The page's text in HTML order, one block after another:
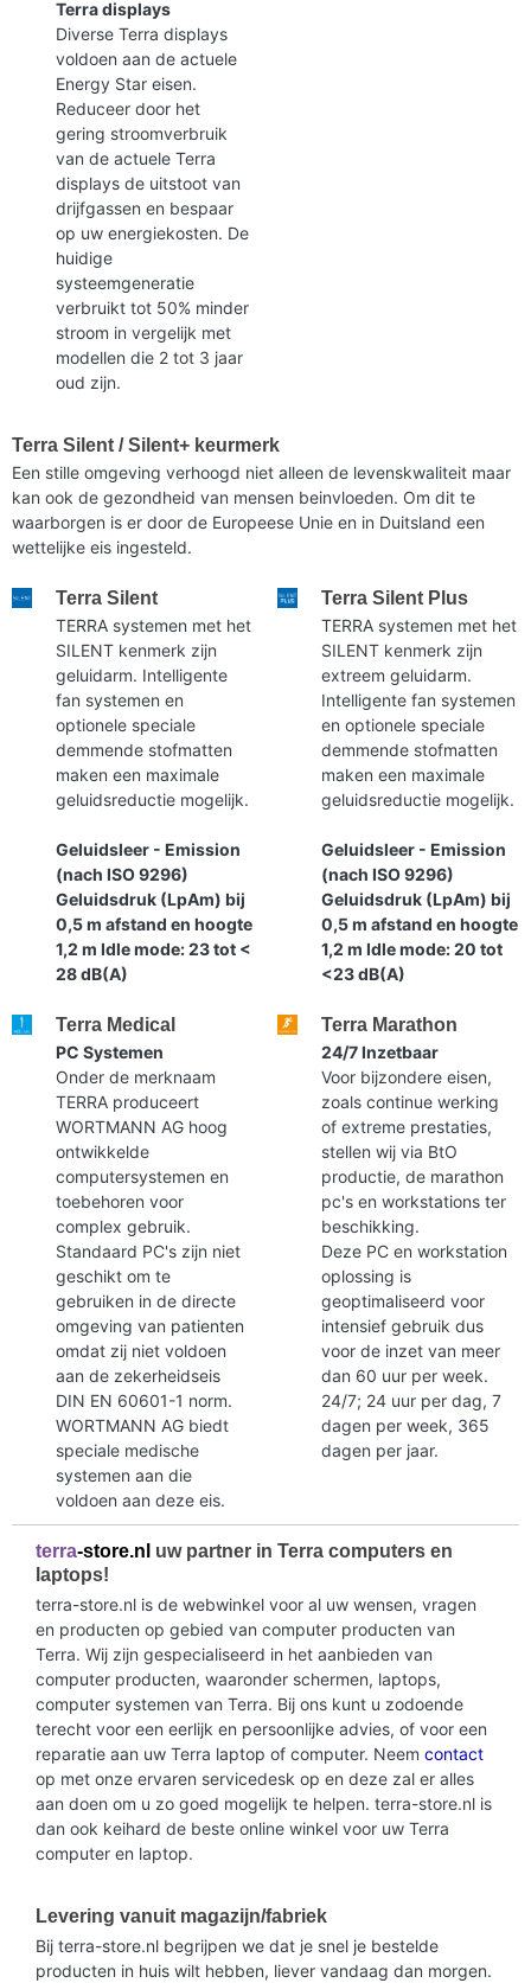
Terra displays
Diverse Terra displays
voldoen aan de actuele
Energy Star eisen.
Reduceer door het
gering stroomverbruik
van de actuele Terra
displays de uitstoot van
drijfgassen en bespaar
op uw energiekosten. De
huidige
systeemgeneratie
verbruikt tot 50% minder
stroom in vergelijk met
modellen die 2 tot 3 jaar
oud zijn.
Terra Silent / Silent+ keurmerk
Een stille omgeving verhoogd niet alleen de levenskwaliteit maar
kan ook de gezondheid van mensen beinvloeden. Om dit te
waarborgen is er door de Europeese Unie en in Duitsland een
wettelijke eis ingesteld.
Terra Silent
TERRA systemen met het
SILENT kenmerk zijn
geluidarm. Intelligente
fan systemen en
optionele speciale
demmende stofmatten
maken een maximale
geluidsreductie mogelijk.
Geluidsleer - Emission
(nach ISO 9296)
Geluidsdruk (LpAm) bij
0,5 m afstand en hoogte
1,2 m Idle mode: 23 tot <
28 dB(A)
Terra Silent Plus
TERRA systemen met het
SILENT kenmerk zijn
extreem geluidarm.
Intelligente fan systemen
en optionele speciale
demmende stofmatten
maken een maximale
geluidsreductie mogelijk.
Geluidsleer - Emission
(nach ISO 9296)
Geluidsdruk (LpAm) bij
0,5 m afstand en hoogte
1,2 m Idle mode: 20 tot
<23 dB(A)
Terra Medical
PC Systemen
Onder de merknaam
TERRA produceert
WORTMANN AG hoog
ontwikkelde
computersystemen en
toebehoren voor
complex gebruik.
Standaard PC's zijn niet
geschikt om te
gebruiken in de directe
omgeving van patienten
omdat zij niet voldoen
aan de zekerheidseis
DIN EN 60601-1 norm.
WORTMANN AG biedt
speciale medische
systemen aan die
voldoen aan deze eis.
Terra Marathon
24/7 Inzetbaar
Voor bijzondere eisen,
zoals continue werking
of extreme prestaties,
stellen wij via BtO
productie, de marathon
pc's en workstations ter
beschikking.
Deze PC en workstation
oplossing is
geoptimaliseerd voor
intensief gebruik dus
voor de inzet van meer
dan 60 uur per week.
24/7; 24 uur per dag, 7
dagen per week, 365
dagen per jaar.
terra-store.nl uw partner in Terra computers en
laptops!
terra-store.nl is de webwinkel voor al uw wensen, vragen
en producten op gebied van computer producten van
Terra. Wij zijn gespecialiseerd in het aanbieden van
computer producten, waaronder schermen, laptops,
computer systemen van Terra. Bij ons kunt u zodoende
terecht voor een eerlijk en persoonlijke advies, of voor een
reparatie aan uw Terra laptop of computer. Neem contact
op met onze ervaren servicedesk op en deze zal er alles
aan doen om u zo goed mogelijk te helpen. terra-store.nl is
dan ook keihard de beste online winkel voor uw Terra
computer en laptop.
Levering vanuit magazijn/fabriek
Bij terra-store.nl begrijpen we dat je snel je bestelde
producten in huis wilt hebben, liever vandaag dan morgen.